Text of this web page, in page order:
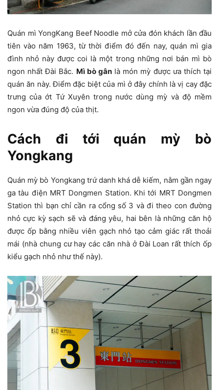
Quán mì YongKang Beef Noodle mở cửa đón khách lần đầu
tiên vào năm 1963, từ thời điểm đó đến nay, quán mì gia
đình nhỏ này được coi là một trong những nơi bán mì bò
ngon nhất Đài Bắc. Mì bò gânlà món mỳ được ưa thích tại
quán ăn này. Điểm đặc biệt của mì ở đây chính là vị cay đặc
trưng của ớt Tứ Xuyên trong nước dùng mỳ và độ mềm
ngon vừa đúng độ của thịt.
Cách đi tới quán mỳ bò
Yongkang
Quán mỳ bò Yongkang trứ danh khá dễ kiếm, nằm gần ngay
ga tàu điện MRT Dongmen Station. Khi tới MRT Dongmen
Station thì bạn chỉ cần ra cổng số 3 và đi theo con đường
nhỏ cực kỳ sạch sẽ và đáng yêu, hai bên là những căn hộ
được ốp bằng nhiều viên gạch nhỏ tạo cảm giác rất thoải
mái (nhà chung cư hay các căn nhà ở Đài Loan rất thích ốp
kiểu gạch nhỏ như thế này).